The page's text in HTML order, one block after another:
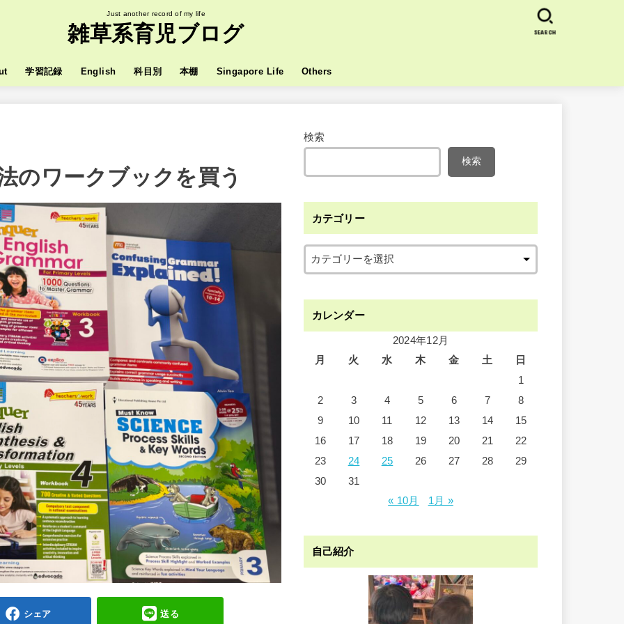
Just another record of my life
雑草系育児ブログ
学習記録 English 科目別 本棚 Singapore Life Others
SEARCH
のワークブックを買う
シェア 送る
検索
検索
カテゴリー
カレンダー
2024年12月
月
火 水 木 金 土
日
1
2
3 4 5 6 7
8
9
10 11 12 13 14
15
16
17 18 19 20 21
22
23
24 25 26 27 28
29
30
31
« 10月
1月 »
自己紹介